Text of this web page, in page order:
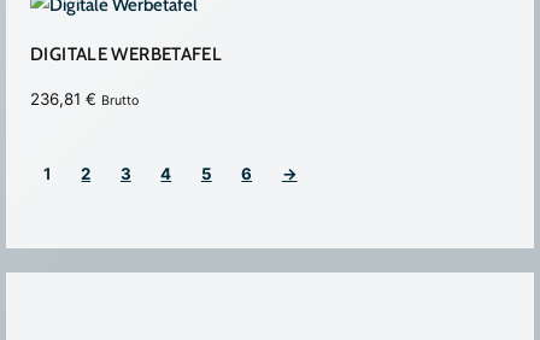
DIGITALE WERBETAFEL
236,81 € Brutto
1 2 3 4 5 6 →